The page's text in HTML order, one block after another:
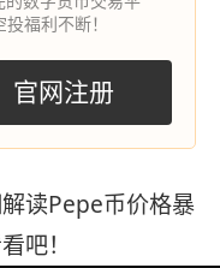
福利不断！
官网注册
读Pepe币价格暴
吧！